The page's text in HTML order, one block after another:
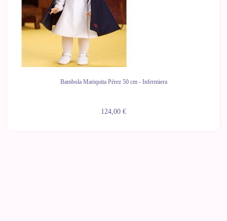
Bambola Mariquita Pérez 50 cm - Infermiera
124,00 €